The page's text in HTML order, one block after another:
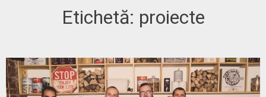
Etichetă: proiecte